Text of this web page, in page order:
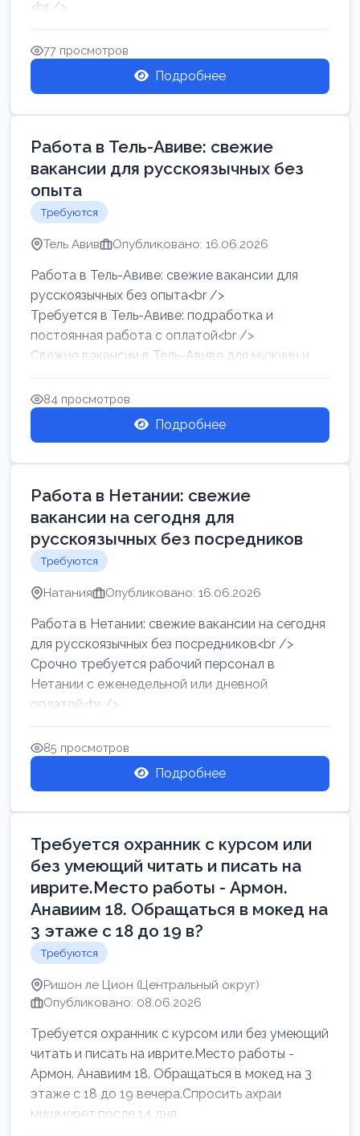
<br />
Работа в Нетании на мебельном производстве:
требу...
77 просмотров
Подробнее
Работа в Тель-Авиве: свежие
вакансии для русскоязычных без
опыта
Требуются
Тель Авив Опубликовано: 16.06.2026
Работа в Тель-Авиве: свежие вакансии для
русскоязычных без опыта<br />
Требуется в Тель-Авиве: подработка и
постоянная работа с оплатой<br />
Свежие вакансии в Тель-Авиве для мужчин и
женщин от хозя...
84 просмотров
Подробнее
Работа в Нетании: свежие
вакансии на сегодня для
русскоязычных без посредников
Требуются
Натания Опубликовано: 16.06.2026
Работа в Нетании: свежие вакансии на сегодня
для русскоязычных без посредников<br />
Срочно требуется рабочий персонал в
Нетании с еженедельной или дневной
оплатой<br />
Свежие вакансии в Нетании дл...
85 просмотров
Подробнее
Требуется охранник с курсом или
без умеющий читать и писать на
иврите.Место работы - Армон.
Анавиим 18. Обращаться в мокед на
3 этаже с 18 до 19 в?
Требуются
Ришон ле Цион (Центральный округ)
Опубликовано: 08.06.2026
Требуется охранник с курсом или без умеющий
читать и писать на иврите.Место работы -
Армон. Анавиим 18. Обращаться в мокед на 3
этаже с 18 до 19 вечера.Спросить ахраи
мишмерет.после 14 дня